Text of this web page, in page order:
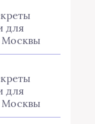
для
Москвы
для
Москвы